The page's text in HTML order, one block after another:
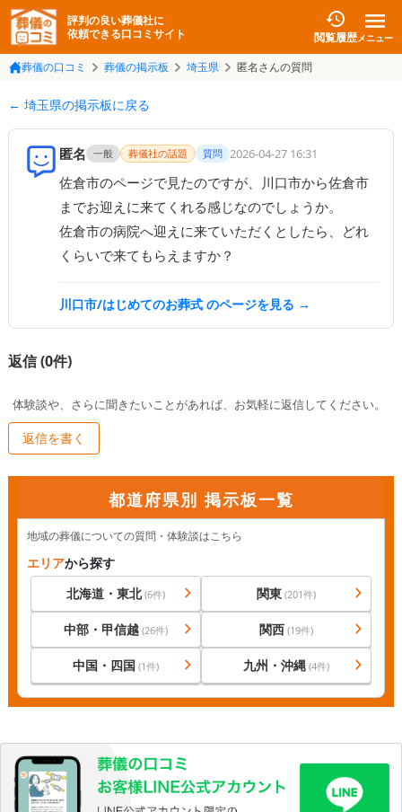
評判の良い葬儀社に
依頼できる口コミサイト
閲覧履歴メニュー
葬儀の口コミ 葬儀の掲示板 埼玉県 匿名さんの質問
← 埼玉県の掲示板に戻る
匿名 一般 葬儀社の話題 質問 2026-04-27 16:31
佐倉市のページで見たのですが、川口市から佐倉市
までお迎えに来てくれる感じなのでしょうか。
佐倉市の病院へ迎えに来ていただくとしたら、どれ
くらいで来てもらえますか？
川口市/はじめてのお葬式のページを見る →
返信 (0件)
体験談や、さらに聞きたいことがあれば、お気軽に返信してください。
返信を書く
都道府県別 掲示板一覧
地域の葬儀についての質問・体験談はこちら
エリアから探す
北海道・東北(6件) 関東 (201件)
中部・甲信越 (26件) 関西 (19件)
中国・四国 (1件) 九州・沖縄 (4件)